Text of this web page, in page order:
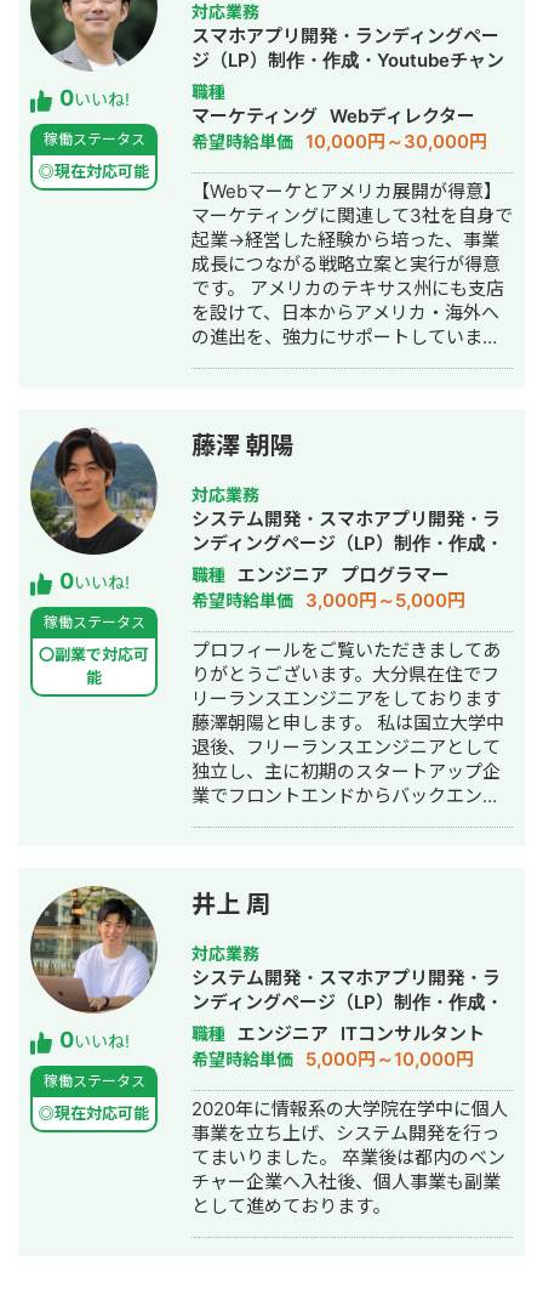
0いいね!
稼働ステータス
◎現在対応可能
対応業務
スマホアプリ開発・ランディングペー
ジ（LP）制作・作成・Youtubeチャン
ネル運営代行・立ち上げ・ECサイト構
築・ネットショップ作成代行・SEO対
策・新規事業立上・SNS運用代行・記
事作成代行・ライティング・翻訳・ホ
ームページ制作・作成・リスティング
広告運用代行・オウンドメディア制
作・構築・運用代行
職種
マーケティング Webディレクター
希望時給単価 10,000円～30,000円
【Webマーケとアメリカ展開が得意】
マーケティングに関連して3社を自身で
起業→経営した経験から培った、事業
成長につながる戦略立案と実行が得意
です。 アメリカのテキサス州にも支店
を設けて、日本からアメリカ・海外へ
の進出を、強力にサポートしていま
0いいね!
稼働ステータス
〇副業で対応可
能
藤澤 朝陽
対応業務
システム開発・スマホアプリ開発・ラ
ンディングページ（LP）制作・作成・
ホームページ制作・作成・AI活用
職種 エンジニア プログラマー
希望時給単価 3,000円～5,000円
プロフィールをご覧いただきましてあ
りがとうございます。大分県在住でフ
リーランスエンジニアをしております
藤澤朝陽と申します。 私は国立大学中
退後、フリーランスエンジニアとして
独立し、主に初期のスタートアップ企
業でフロントエンドからバックエン
行うことができます。 【保有スキル】
- バックエンド - Python - Django -
FastAPI - Supabase - Laravel - フロン
トエンド - Javascript/Typescript -
React/Next.js - インフラ - AWS(EC2,
RDS, Lambda, Cognito, CloudWatch,
ECR, AppRunner, Amplify....) - さくら
のクラウド
0いいね!
稼働ステータス
◎現在対応可能
井上 周
対応業務
システム開発・スマホアプリ開発・ラ
ンディングページ（LP）制作・作成・
ECサイト構築・ネットショップ作成代
行・ホームページ制作・作成
職種 エンジニア ITコンサルタント
希望時給単価 5,000円～10,000円
2020年に情報系の大学院在学中に個人
事業を立ち上げ、システム開発を行っ
てまいりました。 卒業後は都内のベン
チャー企業へ入社後、個人事業も副業
として進めております。